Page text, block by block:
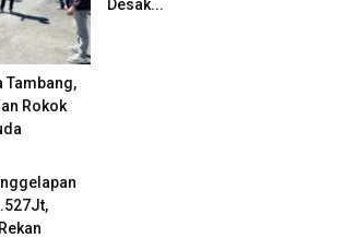
Tambang,
Rokok
Desak...